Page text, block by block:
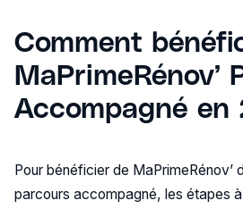
Comment
MaPrimeRénov’
Accompagné en
Pour bénéficier de MaPrimeRénov’
parcours accompagné, les étapes